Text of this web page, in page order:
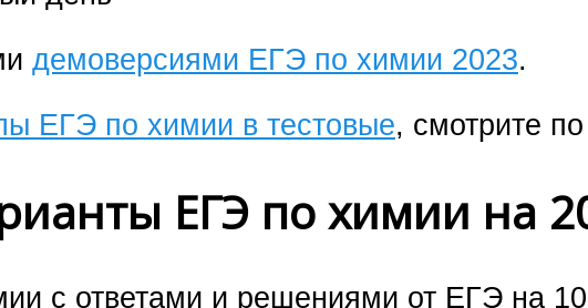
демоверсиями ЕГЭ по химии 2023.
ЕГЭ по химии в тестовые, смотрите
ЕГЭ по химии на
с ответами и решениями от ЕГЭ на